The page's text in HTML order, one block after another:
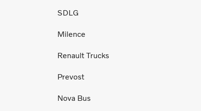
SDLG
Milence
Renault Trucks
Prevost
Nova Bus